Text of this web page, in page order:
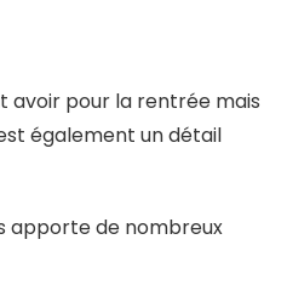
avoir pour la rentrée mais
également un détail
apporte de nombreux